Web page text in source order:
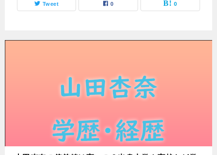
Tweet 0 0